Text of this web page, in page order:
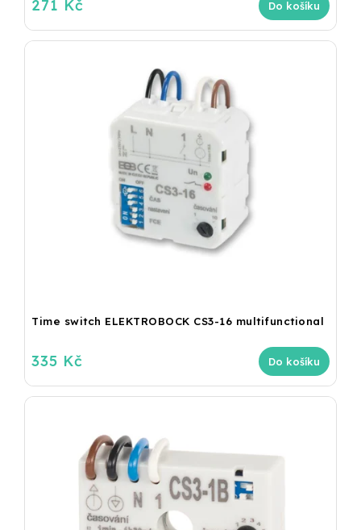
271 Kč Do košíku
Time switch ELEKTROBOCK CS3-16 multifunctional
335 Kč Do košíku